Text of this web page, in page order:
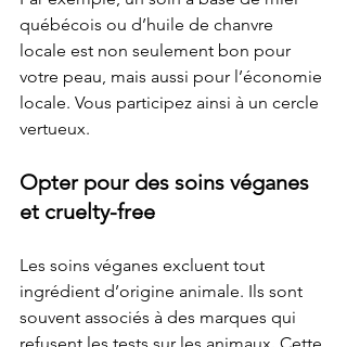
québécois ou d’huile de chanvre
locale est non seulement bon pour
votre peau, mais aussi pour l’économie
locale. Vous participez ainsi à un cercle
vertueux.
Opter pour des soins véganes
et cruelty-free
Les soins véganes excluent tout
ingrédient d’origine animale. Ils sont
souvent associés à des marques qui